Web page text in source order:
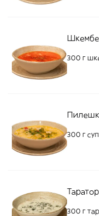
300 г
300 г
Таратор
300 г